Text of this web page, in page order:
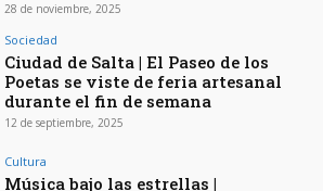
28 de noviembre, 2025
Sociedad
Ciudad de Salta | El Paseo de los
Poetas se viste de feria artesanal
durante el fin de semana
12 de septiembre, 2025
Cultura
Música bajo las estrellas |